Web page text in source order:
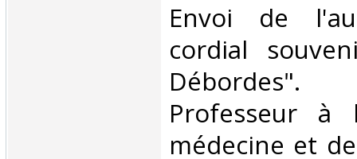
‎Envoi de
cordial
Professeur à
médecine et